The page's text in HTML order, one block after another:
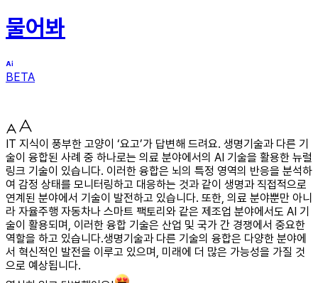
물어봐
BETA
IT 지식이 풍부한 고양이 ‘요고’가 답변해 드려요. 생명기술과 다른 기
술이 융합된 사례 중 하나로는 의료 분야에서의 AI 기술을 활용한 뉴럴
링크 기술이 있습니다. 이러한 융합은 뇌의 특정 영역의 반응을 분석하
여 감정 상태를 모니터링하고 대응하는 것과 같이 생명과 직접적으로
연계된 분야에서 기술이 발전하고 있습니다. 또한, 의료 분야뿐만 아니
라 자율주행 자동차나 스마트 팩토리와 같은 제조업 분야에서도 AI 기
술이 활용되며, 이러한 융합 기술은 산업 및 국가 간 경쟁에서 중요한
역할을 하고 있습니다.생명기술과 다른 기술의 융합은 다양한 분야에
서 혁신적인 발전을 이루고 있으며, 미래에 더 많은 가능성을 가질 것
으로 예상됩니다.